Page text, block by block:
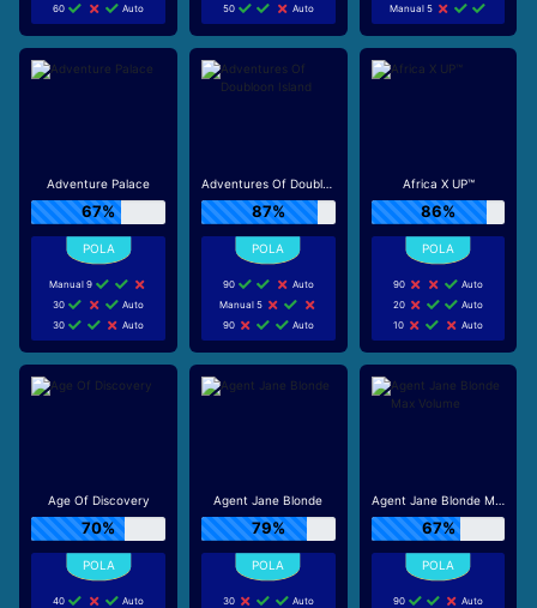
60
Auto
50
Auto
Manual 5
Adventure Palace
67%
Manual 9
30
Auto
30
Auto
Adventures Of Doubloon Island
87%
90
Auto
Manual 5
90
Auto
Africa X UP™
86%
90
Auto
20
Auto
10
Auto
Age Of Discovery
70%
40
Auto
Agent Jane Blonde
79%
30
Auto
Agent Jane Blonde Max Volume
67%
90
Auto